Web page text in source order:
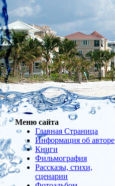
Меню сайта
Главная Страница
Информация об авторе
Книги
Фильмография
Рассказы, стихи,
сценарии